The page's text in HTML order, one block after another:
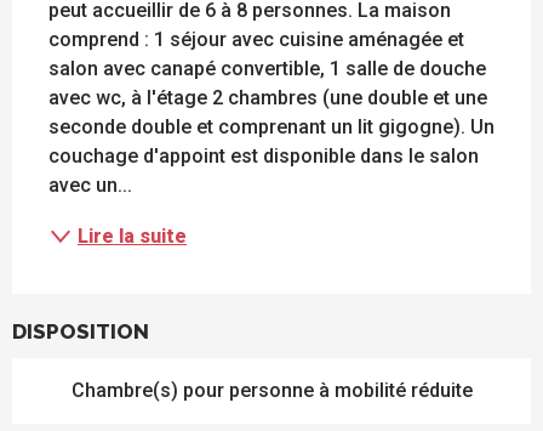
peut accueillir de 6 à 8 personnes. La maison
comprend : 1 séjour avec cuisine aménagée et
salon avec canapé convertible, 1 salle de douche
avec wc, à l'étage 2 chambres (une double et une
seconde double et comprenant un lit gigogne). Un
couchage d'appoint est disponible dans le salon
avec un...
Lire la suite
DISPOSITION
Chambre(s) pour personne à mobilité réduite